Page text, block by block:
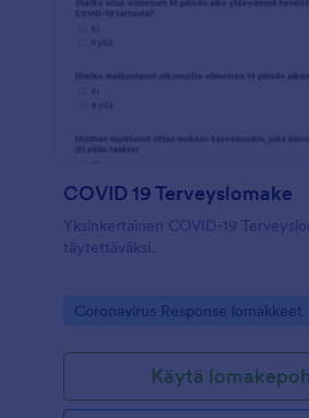
COVID 19 Terveyslomake
Yksinkertainen COVID-19
täytettäväksi.
Go to Category:
Coronavirus Response lomakkeet
Käytä